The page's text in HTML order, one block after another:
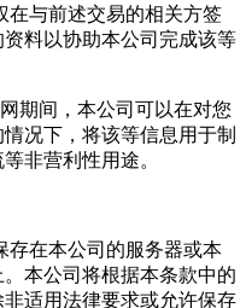
在与前述交易的相关方签
料以协助本公司完成该等
期间，本公司可以在对您
况下，将该等信息用于制
非营利性用途。
存在本公司的服务器或本
本公司将根据本条款中的
适用法律要求或允许保存